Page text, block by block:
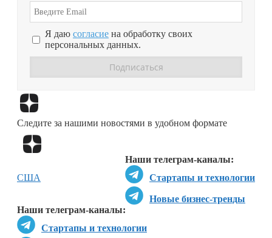
Я даю согласие на обработку своих
персональных данных.
Следите за нашими новостями в удобном формате
Наши телеграм-каналы:
Стартапы и технологии
Новые бизнес-тренды
Наши телеграм-каналы:
Стартапы и технологии
США